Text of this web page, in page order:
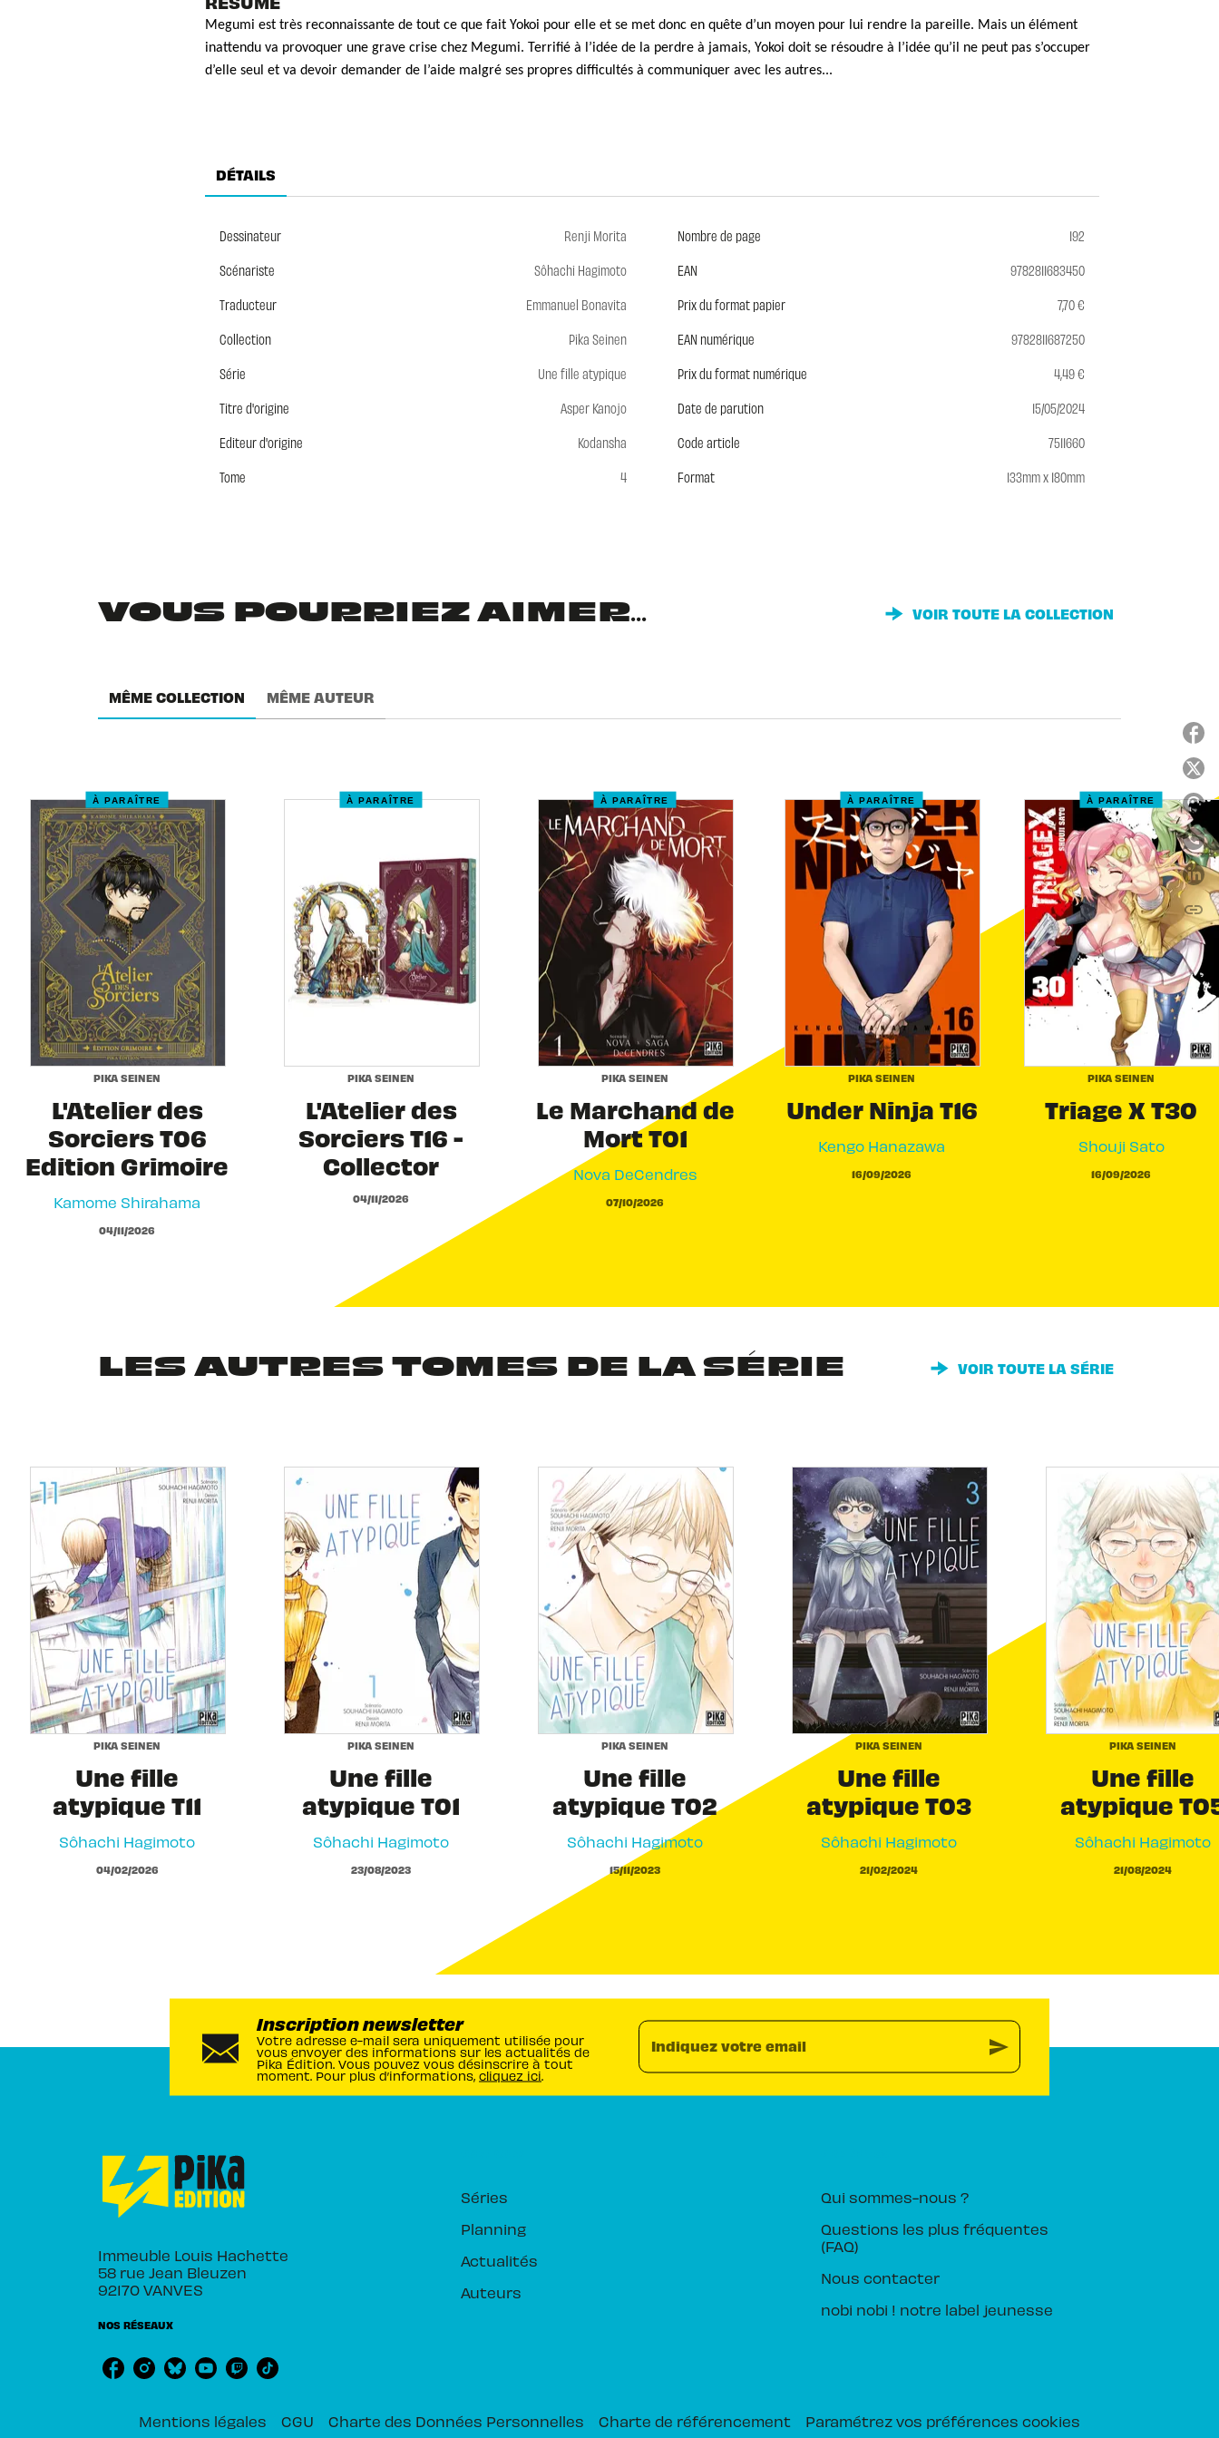
Megumi est très reconnaissante de tout ce que fait Yokoi pour elle et se met donc en quête d’un moyen pour lui rendre la pareille. Mais un élément
inattendu va provoquer une grave crise chez Megumi. Terrifié à l’idée de la perdre à jamais, Yokoi doit se résoudre à l’idée qu’il ne peut pas s’occuper
d’elle seul et va devoir demander de l’aide malgré ses propres difficultés à communiquer avec les autres...
DÉTAILS
Dessinateur
Renji Morita
Scénariste
Sôhachi Hagimoto
Traducteur
Emmanuel Bonavita
Collection
Pika Seinen
Série
Une fille atypique
Titre d'origine
Asper Kanojo
Editeur d'origine
Kodansha
Tome
4
Nombre de page
192
EAN
9782811683450
Prix du format papier
7,70 €
EAN numérique
9782811687250
Prix du format numérique
4,49 €
Date de parution
15/05/2024
Code article
7511660
Format
133mm x 180mm
VOUS POURRIEZ AIMER... VOIR TOUTE LA COLLECTION
MÊME COLLECTION MÊME AUTEUR
À PARAÎTRE
PIKA SEINEN
L'Atelier des
Sorciers T06
Edition Grimoire
Kamome Shirahama
04/11/2026
À PARAÎTRE
PIKA SEINEN
L'Atelier des
Sorciers T16 -
Collector
04/11/2026
À PARAÎTRE
PIKA SEINEN
Le Marchand de
Mort T01
Nova DeCendres
07/10/2026
À PARAÎTRE
PIKA SEINEN
Under Ninja T16
Kengo Hanazawa
16/09/2026
À PARAÎTRE
PIKA SEINEN
Triage X T30
Shouji Sato
16/09/2026
LES AUTRES TOMES DE LA SÉRIE VOIR TOUTE LA SÉRIE
PIKA SEINEN
Une fille
atypique T11
Sôhachi Hagimoto
04/02/2026
PIKA SEINEN
Une fille
atypique T01
Sôhachi Hagimoto
23/08/2023
PIKA SEINEN
Une fille
atypique T02
Sôhachi Hagimoto
15/11/2023
PIKA SEINEN
Une fille
atypique T03
Sôhachi Hagimoto
21/02/2024
PIKA SEINEN
Une fille
atypique
Sôhachi Hagimoto
21/08/2024
link
Inscription newsletter
Votre adresse e-mail sera uniquement utilisée pour
vous envoyer des informations sur les actualités de
Pika Édition. Vous pouvez vous désinscrire à tout
moment. Pour plus d’informations, cliquez ici
Indiquez votre email send
Immeuble Louis Hachette
58 rue Jean Bleuzen
92170 VANVES
NOS RÉSEAUX
Séries
Planning
Actualités
Auteurs
Qui sommes-nous ?
Questions les plus fréquentes
(FAQ)
Nous contacter
nobi nobi ! notre label jeunesse
Mentions légales CGU Charte des Données Personnelles Charte de référencement Paramétrez vos préférences cookies